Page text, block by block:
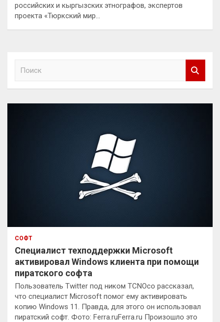
российских и кыргызских этнографов, экспертов
проекта «Тюркский мир…
к
СОФТ
Специалист техподдержки Microsoft
активировал Windows клиента при помощи
пиратского софта
Пользователь Twitter под ником TCNOco рассказал,
что специалист Microsoft помог ему активировать
копию Windows 11. Правда, для этого он использовал
пиратский софт. Фото: Ferra.ruFerra.ru Произошло это